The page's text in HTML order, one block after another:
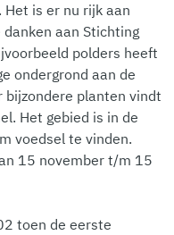
is er nu rijk aan
aan Stichting
polders heeft
ondergrond aan de
planten vindt
Het gebied is in de
voedsel te vinden.
15 november t/m 15
toen de eerste